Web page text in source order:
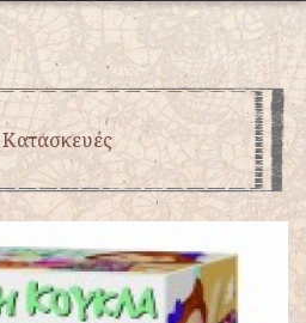
Κατασκευές